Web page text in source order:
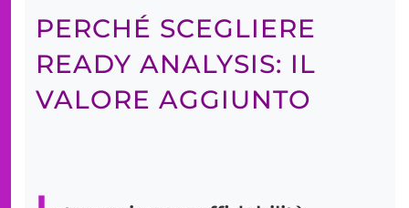
PERCHÉ SCEGLIERE
READY ANALYSIS: IL
VALORE AGGIUNTO